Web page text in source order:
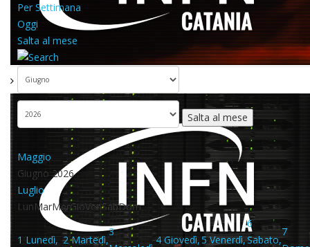
Per Settimana
Oggi
Salta al mese
Salta al mese
Maggio
Giugno 2026
Luglio
LunMarMerGioVenSabDom
1 Lunedì, 2 Martedì,
3
4 Giovedì,5 Venerdì,
6
Sabato,
7